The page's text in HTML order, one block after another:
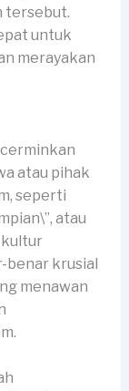
tersebut.
untuk
merayakan
atau pihak
seperti
atau
kultur
benar krusial
menawan